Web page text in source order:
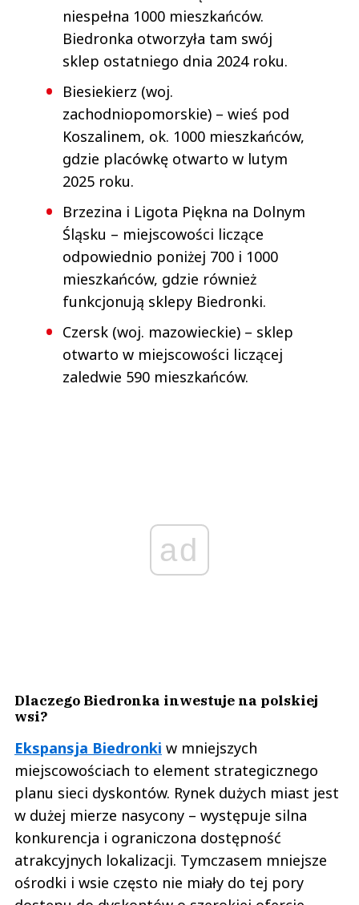
niespełna 1000 mieszkańców.
Biedronka otworzyła tam swój
sklep ostatniego dnia 2024 roku.
Biesiekierz (woj.
zachodniopomorskie) – wieś pod
Koszalinem, ok. 1000 mieszkańców,
gdzie placówkę otwarto w lutym
2025 roku.
Brzezina i Ligota Piękna na Dolnym
Śląsku – miejscowości liczące
odpowiednio poniżej 700 i 1000
mieszkańców, gdzie również
funkcjonują sklepy Biedronki.
Czersk (woj. mazowieckie) – sklep
otwarto w miejscowości liczącej
zaledwie 590 mieszkańców.
ad
Dlaczego Biedronka inwestuje na polskiej
wsi?
Ekspansja Biedronki w mniejszych
miejscowościach to element strategicznego
planu sieci dyskontów. Rynek dużych miast jest
w dużej mierze nasycony – występuje silna
konkurencja i ograniczona dostępność
atrakcyjnych lokalizacji. Tymczasem mniejsze
ośrodki i wsie często nie miały do tej pory